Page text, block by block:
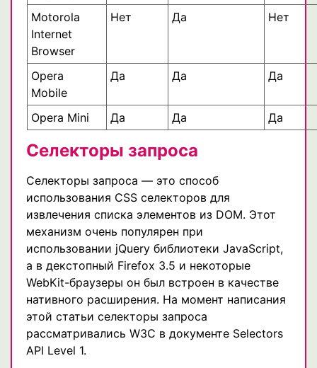
Motorola
Internet
Browser
Нет Да Нет
Opera
Mobile
Да Да Да
Opera Mini Да Да Да
Селекторы запроса
Селекторы запроса — это способ
использования CSS селекторов для
извлечения списка элементов из DOM. Этот
механизм очень популярен при
использовании jQuery библиотеки JavaScript,
а в декстопный Firefox 3.5 и некоторые
WebKit-браузеры он был встроен в качестве
нативного расширения. На момент написания
этой статьи селекторы запроса
рассматривались W3C в документе Selectors
API Level 1.